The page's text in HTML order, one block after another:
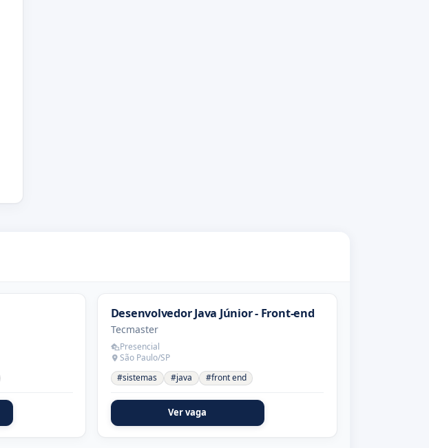
Desenvolvedor Java Júnior - Front-end
Tecmaster
Presencial
São Paulo/SP
#sistemas
#java #front end
Ver vaga